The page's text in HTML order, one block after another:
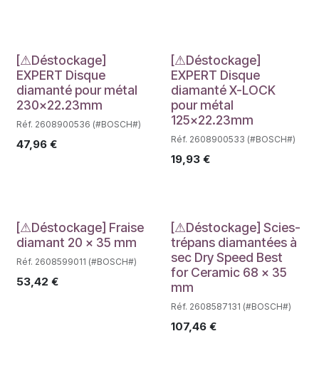
Déstockage
[⚠Déstockage]
EXPERT Disque
diamanté pour métal
230x22.23mm
Réf. 2608900536 (#BOSCH#)
47,96 €
Déstockage
[⚠Déstockage]
EXPERT Disque
diamanté X-LOCK
pour métal
125x22.23mm
Réf. 2608900533 (#BOSCH#)
19,93€
Déstockage
[⚠Déstockage] Fraise
diamant 20 x 35 mm
Réf. 2608599011 (#BOSCH#)
53,42 €
Déstockage
[⚠Déstockage] Scies-
trépans diamantées à
sec Dry Speed Best
for Ceramic 68 x 35
mm
Réf. 2608587131 (#BOSCH#)
107,46€